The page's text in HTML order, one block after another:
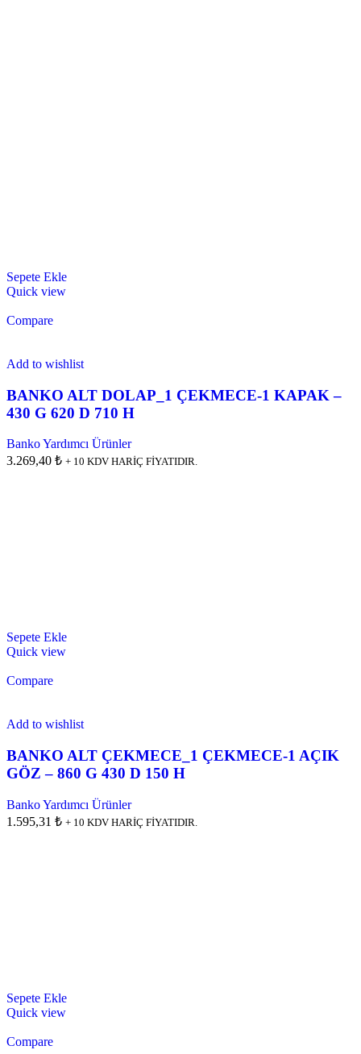
Sepete Ekle
Quick view
Compare
Add to wishlist
BANKO ALT DOLAP_1 ÇEKMECE-1 KAPAK –
430 G 620 D 710 H
Banko Yardımcı Ürünler
3.269,40 ₺ + 10 KDV HARİÇ FİYATIDIR.
Sepete Ekle
Quick view
Compare
Add to wishlist
BANKO ALT ÇEKMECE_1 ÇEKMECE-1 AÇIK
GÖZ – 860 G 430 D 150 H
Banko Yardımcı Ürünler
1.595,31 ₺ + 10 KDV HARİÇ FİYATIDIR.
Sepete Ekle
Quick view
Compare